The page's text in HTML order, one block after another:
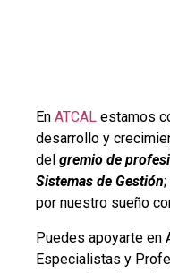
En ATCAL estamos
desarrollo y
del gremio de
Sistemas de Gestión
por nuestro sueño
Puedes apoyarte en
Especialistas y